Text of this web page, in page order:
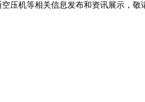
压机等相关信息发布和资讯展示，敬